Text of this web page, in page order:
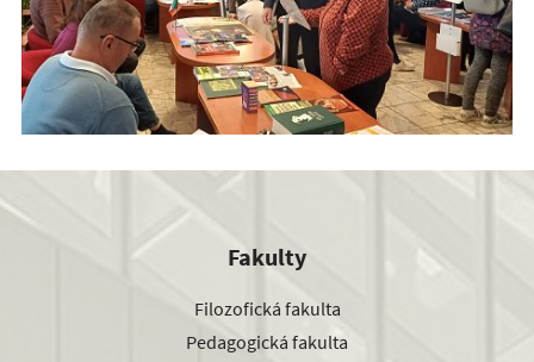
Fakulty
Filozofická fakulta
Pedagogická fakulta